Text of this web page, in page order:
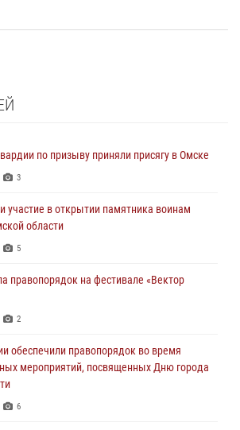
по призыву приняли присягу в Омске
3
участие в открытии памятника воинам
области
5
правопорядок на фестивале «Вектор
2
обеспечили правопорядок во время
мероприятий, посвященных Дню города
6